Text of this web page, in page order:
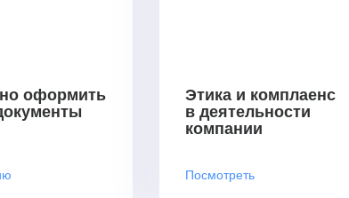
оформить
Этика и комплаенс
в деятельности
компании
Посмотреть